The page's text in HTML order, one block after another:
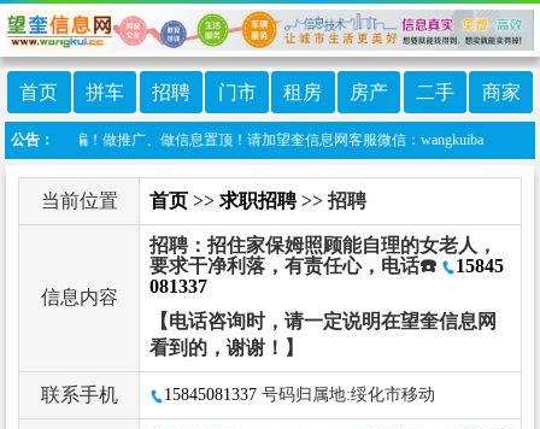
首页 拼车 招聘 门市 租房 房产 二手 商家
公告：
谨防诈骗！做推广、做信息置顶！请加望奎信息网客服微信：wangkuiba
当前位置 首页 >> 求职招聘>> 招聘
信息内容
招聘：招住家保姆照顾能自理的女老人，
要求干净利落，有责任心，电话☎️
15845
081337
【电话咨询时，请一定说明在望奎信息网
看到的，谢谢！】
联系手机 15845081337 号码归属地:绥化市移动